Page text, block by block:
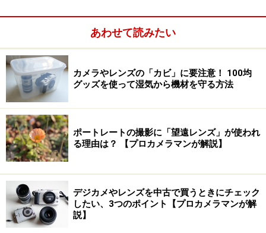
あわせて読みたい
カメラやレンズの「カビ」に要注意！ 100均
グッズを使って湿気から機材を守る方法
ポートレートの撮影に「望遠レンズ」が使われ
る理由は？ 【プロカメラマンが解説】
デジカメやレンズを中古で買うときにチェック
したい、3つのポイント【プロカメラマンが解
説】